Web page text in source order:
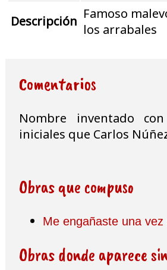
Descripción Famoso
los arrabales
Comentarios
Nombre inventado
iniciales que Carlos
Obras que compuso
Me engañaste una vez
Obras donde aparece